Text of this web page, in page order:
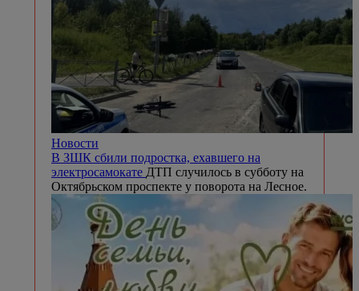
Новости
В ЗШК сбили подростка, ехавшего на
электросамокате ДТП случилось в субботу на
Октябрьском проспекте у поворота на Лесное.